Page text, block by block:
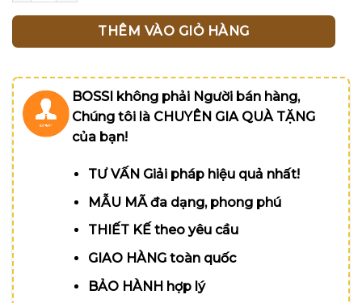
THÊM VÀO GIỎ HÀNG
BOSSI không phải Người bán hàng,
Chúng tôi là CHUYÊN GIA QUÀ TẶNG
của bạn!
TƯ VẤN Giải pháp hiệu quả nhất!
MẪU MÃ đa dạng, phong phú
THIẾT KẾ theo yêu cầu
GIAO HÀNG toàn quốc
BẢO HÀNH hợp lý